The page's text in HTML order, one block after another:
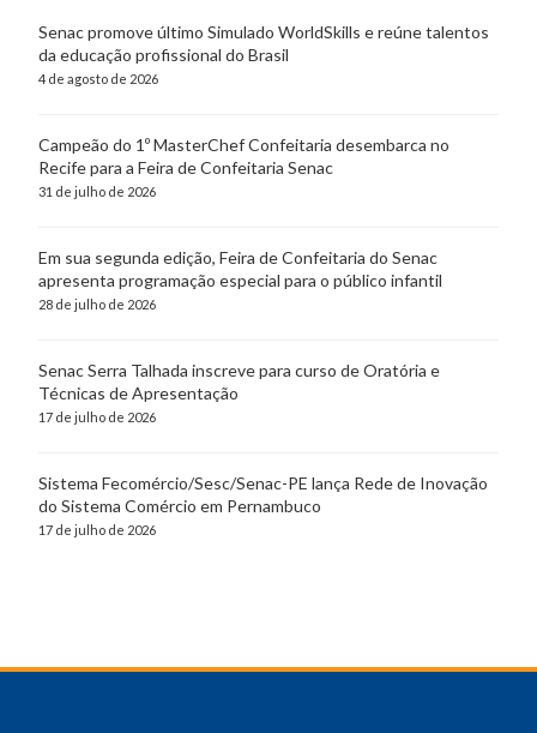
Senac promove último Simulado WorldSkills e reúne talentos
da educação profissional do Brasil
4 de agosto de 2026
Campeão do 1º MasterChef Confeitaria desembarca no
Recife para a Feira de Confeitaria Senac
31 de julho de 2026
Em sua segunda edição, Feira de Confeitaria do Senac
apresenta programação especial para o público infantil
28 de julho de 2026
Senac Serra Talhada inscreve para curso de Oratória e
Técnicas de Apresentação
17 de julho de 2026
Sistema Fecomércio/Sesc/Senac-PE lança Rede de Inovação
do Sistema Comércio em Pernambuco
17 de julho de 2026